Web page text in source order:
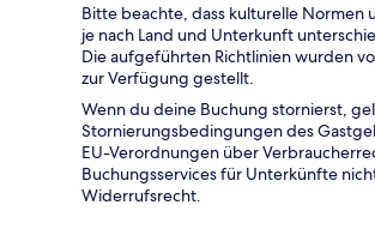
Bitte beachte, dass kulturelle Normen
je nach Land und Unterkunft
Die aufgeführten Richtlinien wurden
zur Verfügung gestellt.
Wenn du deine Buchung stornierst,
Stornierungsbedingungen des
EU-Verordnungen über
Buchungsservices für Unterkünfte
Widerrufsrecht.